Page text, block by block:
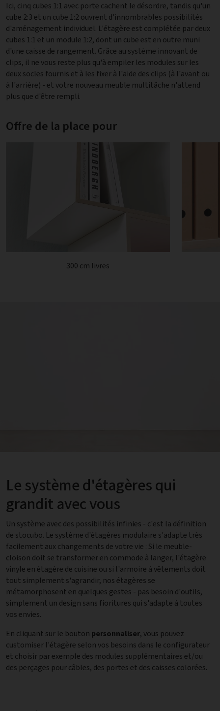
Ici, cinq cubes 1:1 avec porte cachent le désordre, tandis qu'un
cube 2:3 et un cube 1:2 ouvrent d'innombrables possibilités
d'aménagement individuel. L'étagère est complétée par deux
cubes 1:1 et un module 1:2, dont un cube est en outre muni
d'une caisse de rangement. Grâce au système innovant de
clips, il ne vous reste plus qu'à empiler les modules sur les
deux socles fournis et à les fixer à l'aide des clips (à l'avant ou
à l'arrière) - et votre nouveau meuble multitâche n'attend
plus que d'être rempli.
Offre de la place pour
300 cm livres
Le système d'étagères qui
grandit avec vous
Un système avec des possibilités infinies - c'est la définition
de stocubo. Le système d'étagères modulaire s'adapte très
facilement aux changements de votre vie : Si le meuble-
cloison doit se transformer en commode à langer, l'étagère
vinyle en étagère de cuisine ou si l'armoire à vêtements doit
tout simplement s'agrandir, nos étagères se
métamorphosent en quelques gestes - pas besoin d'outils,
simplement un design sans fioritures qui s'adapte à toutes
vos envies.
En cliquant sur le bouton personnaliser, vous pouvez
customiser l'étagère selon vos besoins dans le configurateur
et choisir par exemple des modules supplémentaires et/ou
des perçages pour câbles, des portes et des caisses colorées.